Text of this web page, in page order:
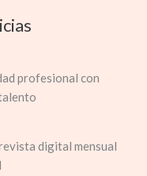
profesional con
revista digital mensual